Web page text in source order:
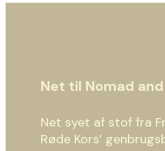
Net til Nomad
Net syet af stof fra
Røde Kors’